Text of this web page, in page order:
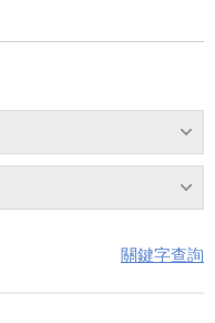
關鍵字查詢